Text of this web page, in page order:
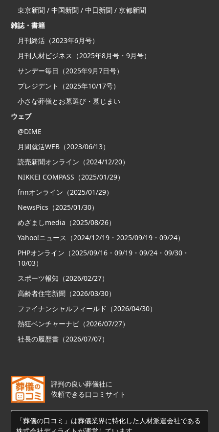
東京新聞 / 中国新聞 / 中日新聞 / 京都新聞
雑誌・書籍
月刊終活（2023年6月号）
月刊人材ビジネス（2025年8月号・9月号）
サンデー毎日（2025年9月7日号）
プレジデント（2025年10/17号）
小さな葬儀とお墓選び・墓じまい
ウェブ
@DIME
月間就活WEB（2023/06/13）
読売新聞オンライン（2024/12/20）
NIKKEI COMPASS（2025/01/29）
fnnオンライン（2025/01/29）
NewsPics（2025/01/30）
めざましmedia（2025/08/26）
Yahoo!ニュース（2024/12/19・2025/09/19・09/24）
PHPオンライン（2025/09/16・09/19・09/24・09/30・
10/03）
スポーツ報知（2026/02/27）
高齢者住宅新聞（2026/03/30）
ファイナンシャルフィールド（2026/04/30）
熱狂ベンチャーナビ（2026/07/27）
社長の履歴書（2026/07/07）
評判の良い葬儀社に
依頼できる口コミサイト
「葬儀の口コミ」は葬儀業界に特化した人材派遣会社である